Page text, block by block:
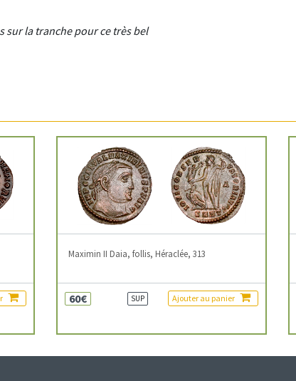
sur la tranche pour ce très bel
Maximin II Daia, follis, Héraclée, 313
60€ SUP Ajouter au panier